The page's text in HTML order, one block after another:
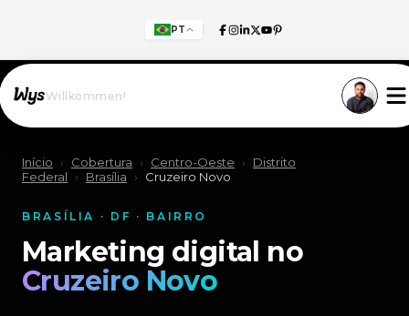
PT
Willkommen!
Início › Cobertura › Centro-Oeste ›
Distrito
Federal
› Brasília › Cruzeiro Novo
BRASÍLIA · DF · BAIRRO
Marketing digital no
Cruzeiro Novo